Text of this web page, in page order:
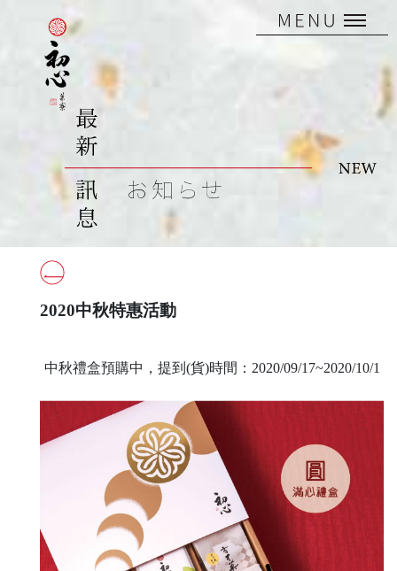
2020中秋特惠活動
中秋禮盒預購中，提到(貨)時間：2020/09/17~2020/10/1